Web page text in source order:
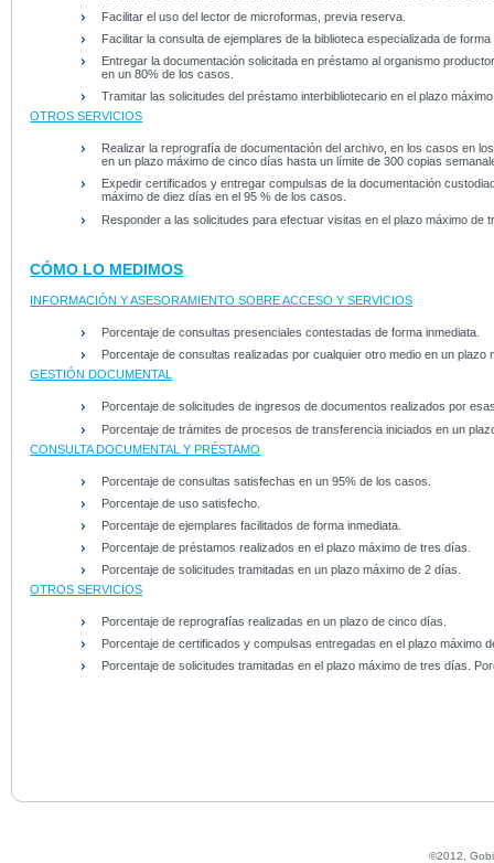
Facilitar el uso del lector de microformas, previa reserva.
Facilitar la consulta de ejemplares de la biblioteca especializada de forma
Entregar la documentación solicitada en préstamo al organismo
en un 80% de los casos.
Tramitar las solicitudes del préstamo interbibliotecario en el plazo
OTROS SERVICIOS
Realizar la reprografía de documentación del archivo, en los casos en
en un plazo máximo de cinco días hasta un límite de 300 copias
Expedir certificados y entregar compulsas de la documentación
máximo de diez días en el 95 % de los casos.
Responder a las solicitudes para efectuar visitas en el plazo máximo
CÓMO LO MEDIMOS
INFORMACIÓN Y ASESORAMIENTO SOBRE ACCESO Y SERVICIOS
Porcentaje de consultas presenciales contestadas de forma inmediata.
Porcentaje de consultas realizadas por cualquier otro medio en un
GESTIÓN DOCUMENTAL
Porcentaje de solicitudes de ingresos de documentos realizados por
Porcentaje de trámites de procesos de transferencia iniciados en un
CONSULTA DOCUMENTAL Y PRÉSTAMO
Porcentaje de consultas satisfechas en un 95% de los casos.
Porcentaje de uso satisfecho.
Porcentaje de ejemplares facilitados de forma inmediata.
Porcentaje de préstamos realizados en el plazo máximo de tres días.
Porcentaje de solicitudes tramitadas en un plazo máximo de 2 días.
OTROS SERVICIOS
Porcentaje de reprografías realizadas en un plazo de cinco días.
Porcentaje de certificados y compulsas entregadas en el plazo máximo
Porcentaje de solicitudes tramitadas en el plazo máximo de tres días.
©2012,